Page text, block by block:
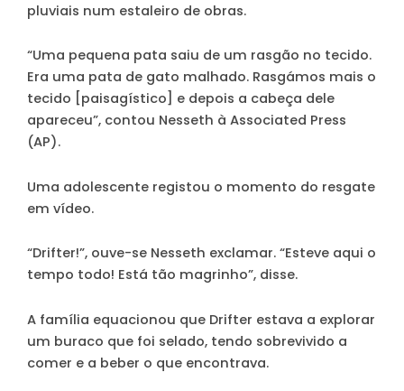
pluviais num estaleiro de obras.
“Uma pequena pata saiu de um rasgão no tecido.
Era uma pata de gato malhado. Rasgámos mais o
tecido [paisagístico] e depois a cabeça dele
apareceu”, contou Nesseth à Associated Press
(AP).
Uma adolescente registou o momento do resgate
em vídeo.
“Drifter!”, ouve-se Nesseth exclamar. “Esteve aqui o
tempo todo! Está tão magrinho”, disse.
A família equacionou que Drifter estava a explorar
um buraco que foi selado, tendo sobrevivido a
comer e a beber o que encontrava.